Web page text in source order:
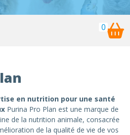
0
en nutrition pour une santé
Purina Pro Plan est une marque de
de la nutrition animale, consacrée
de la qualité de vie de vos